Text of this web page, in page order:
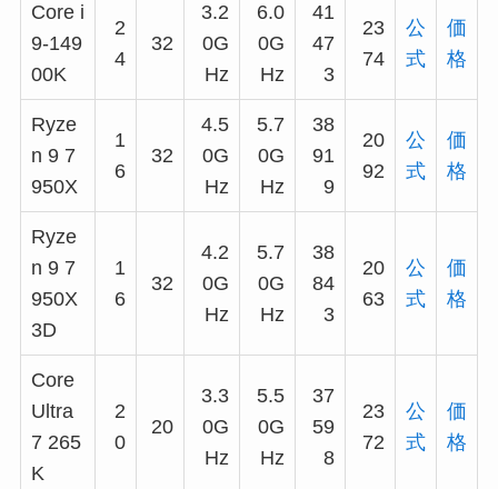
Core i
9-149
00K
2
4
32
3.2
0G
Hz
6.0
0G
Hz
41
47
3
23
74
公
式
価
格
Ryze
n 9 7
950X
1
6
32
4.5
0G
Hz
5.7
0G
Hz
38
91
9
20
92
公
式
価
格
Ryze
n 9 7
950X
3D
1
6
32
4.2
0G
Hz
5.7
0G
Hz
38
84
3
20
63
公
式
価
格
Core
Ultra
7 265
K
2
0
20
3.3
0G
Hz
5.5
0G
Hz
37
59
8
23
72
公
式
価
格